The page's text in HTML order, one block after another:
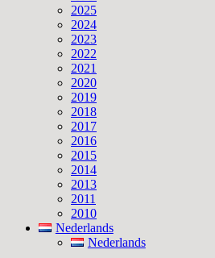
2025
2024
2023
2022
2021
2020
2019
2018
2017
2016
2015
2014
2013
2011
2010
Nederlands
Nederlands